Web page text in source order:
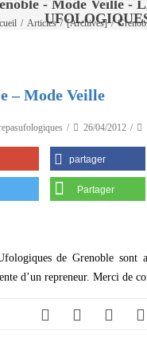
- Mode Veille -
/ Articles / [Archives] /
– Mode Veille
26/04/2012
partager
Partager
de Grenoble sont
d’un repreneur. Merci de